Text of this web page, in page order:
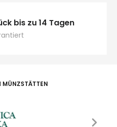
bis zu 14 Tagen
MÜNZSTÄTTEN